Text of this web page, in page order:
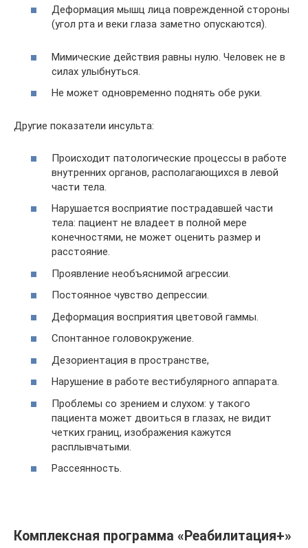
Деформация мышц лица поврежденной стороны
(угол рта и веки глаза заметно опускаются).
Мимические действия равны нулю. Человек не в
силах улыбнуться.
Не может одновременно поднять обе руки.
Другие показатели инсульта:
Происходит патологические процессы в работе
внутренних органов, располагающихся в левой
части тела.
Нарушается восприятие пострадавшей части
тела: пациент не владеет в полной мере
конечностями, не может оценить размер и
расстояние.
Проявление необъяснимой агрессии.
Постоянное чувство депрессии.
Деформация восприятия цветовой гаммы.
Спонтанное головокружение.
Дезориентация в пространстве,
Нарушение в работе вестибулярного аппарата.
Проблемы со зрением и слухом: у такого
пациента может двоиться в глазах, не видит
четких границ, изображения кажутся
расплывчатыми.
Рассеянность.
Комплексная программа «Реабилитация+»